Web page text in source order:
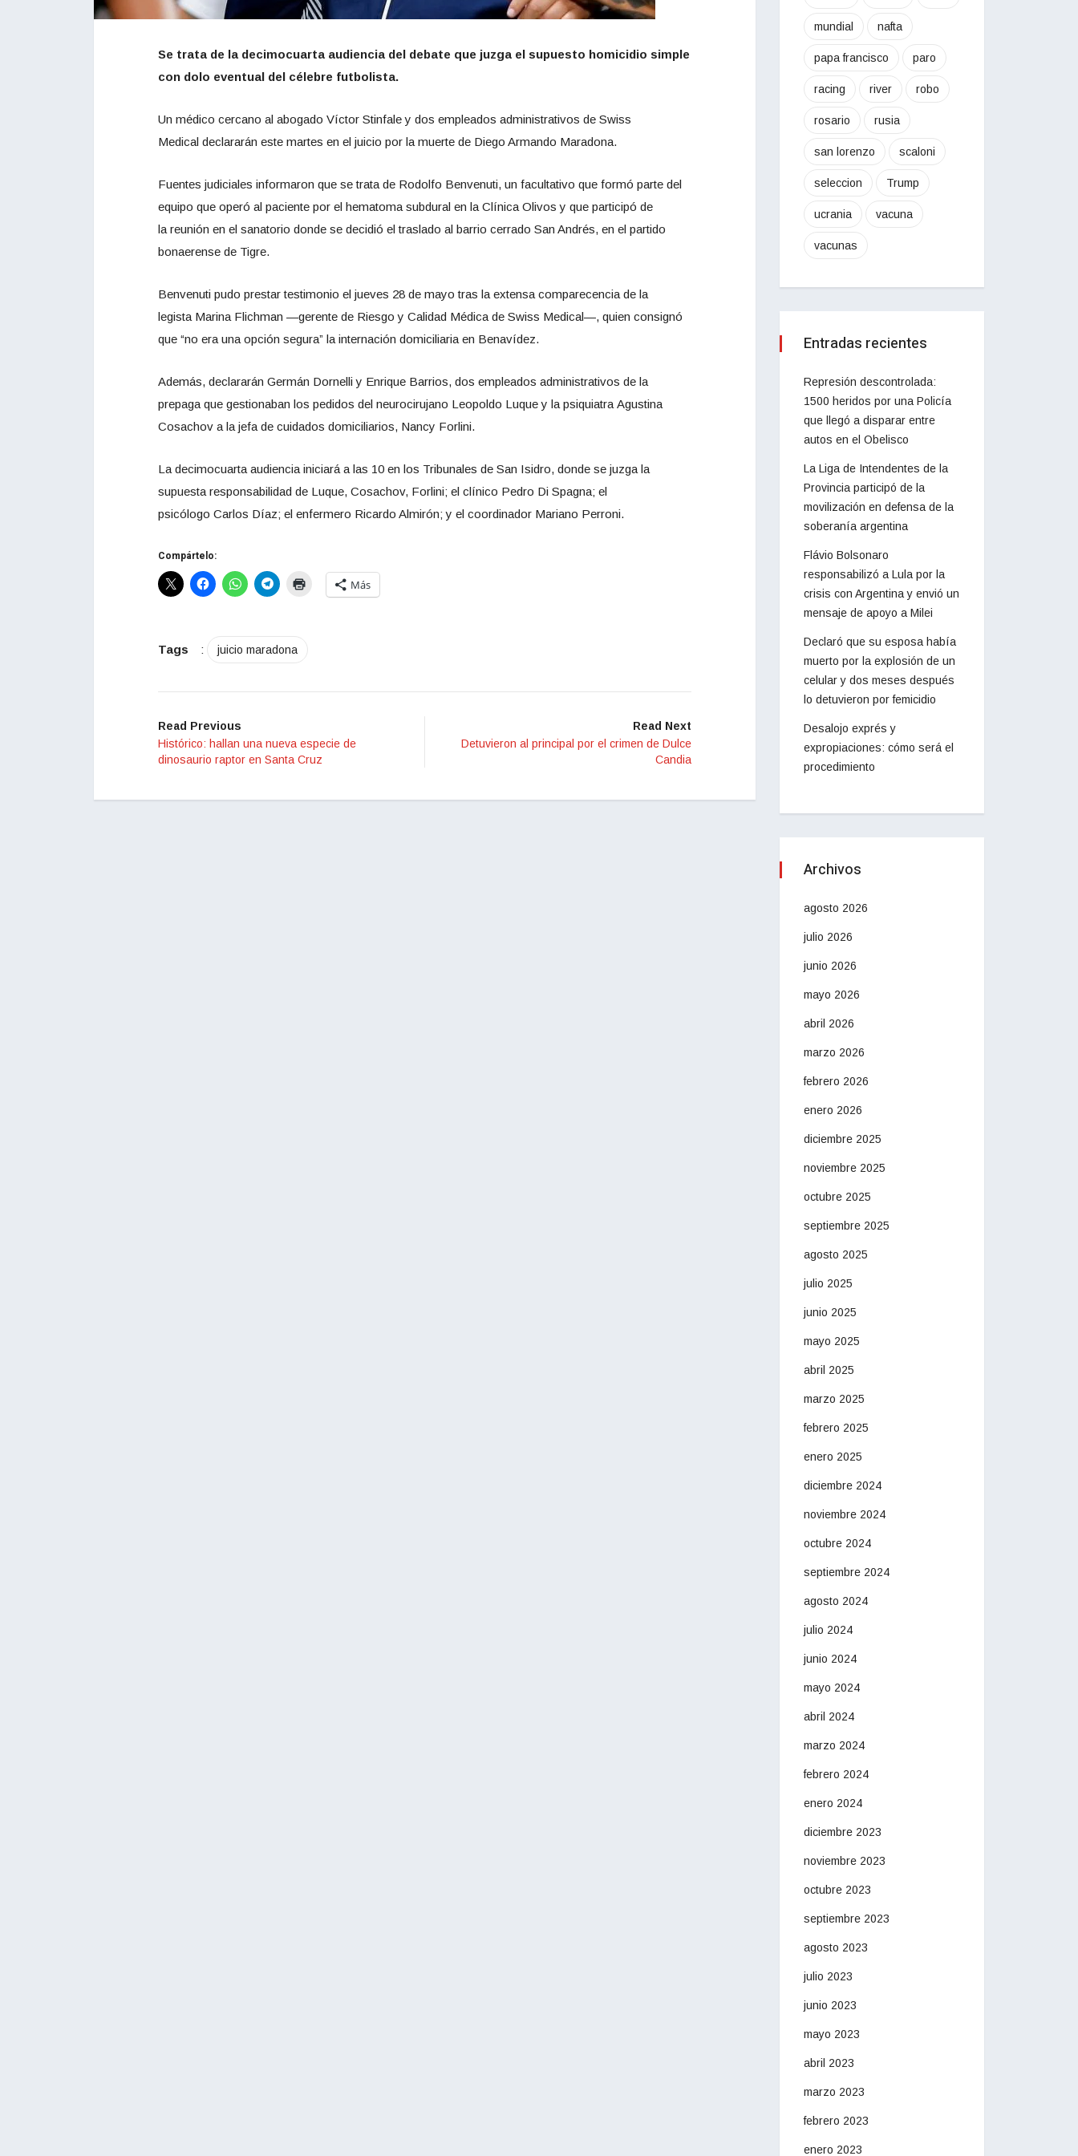
Se trata de la decimocuarta audiencia del debate que juzga el supuesto homicidio simple
con dolo eventual del célebre futbolista.
Un médico cercano al abogado Víctor Stinfale y dos empleados administrativos de Swiss
Medical declararán este martes en el juicio por la muerte de Diego Armando Maradona.
Fuentes judiciales informaron que se trata de Rodolfo Benvenuti, un facultativo que formó parte del
equipo que operó al paciente por el hematoma subdural en la Clínica Olivos y que participó de
la reunión en el sanatorio donde se decidió el traslado al barrio cerrado San Andrés, en el partido
bonaerense de Tigre.
Benvenuti pudo prestar testimonio el jueves 28 de mayo tras la extensa comparecencia de la
legista Marina Flichman —gerente de Riesgo y Calidad Médica de Swiss Medical—, quien consignó
que “no era una opción segura” la internación domiciliaria en Benavídez.
Además, declararán Germán Dornelli y Enrique Barrios, dos empleados administrativos de la
prepaga que gestionaban los pedidos del neurocirujano Leopoldo Luque y la psiquiatra Agustina
Cosachov a la jefa de cuidados domiciliarios, Nancy Forlini.
La decimocuarta audiencia iniciará a las 10 en los Tribunales de San Isidro, donde se juzga la
supuesta responsabilidad de Luque, Cosachov, Forlini; el clínico Pedro Di Spagna; el
psicólogo Carlos Díaz; el enfermero Ricardo Almirón; y el coordinador Mariano Perroni.
Compártelo:
Más
Tags : juicio maradona
Read Previous
Histórico: hallan una nueva especie de
dinosaurio raptor en Santa Cruz
Read Next
Detuvieron al principal por el crimen de Dulce
Candia
mundial nafta
papa francisco paro
racing river robo
rosario rusia
san lorenzo scaloni
seleccion Trump
ucrania vacuna
vacunas
Entradas recientes
Represión descontrolada:
1500 heridos por una Policía
que llegó a disparar entre
autos en el Obelisco
La Liga de Intendentes de la
Provincia participó de la
movilización en defensa de la
soberanía argentina
Flávio Bolsonaro
responsabilizó a Lula por la
crisis con Argentina y envió un
mensaje de apoyo a Milei
Declaró que su esposa había
muerto por la explosión de un
celular y dos meses después
lo detuvieron por femicidio
Desalojo exprés y
expropiaciones: cómo será el
procedimiento
Archivos
agosto 2026
julio 2026
junio 2026
mayo 2026
abril 2026
marzo 2026
febrero 2026
enero 2026
diciembre 2025
noviembre 2025
octubre 2025
septiembre 2025
agosto 2025
julio 2025
junio 2025
mayo 2025
abril 2025
marzo 2025
febrero 2025
enero 2025
diciembre 2024
noviembre 2024
octubre 2024
septiembre 2024
agosto 2024
julio 2024
junio 2024
mayo 2024
abril 2024
marzo 2024
febrero 2024
enero 2024
diciembre 2023
noviembre 2023
octubre 2023
septiembre 2023
agosto 2023
julio 2023
junio 2023
mayo 2023
abril 2023
marzo 2023
febrero 2023
enero 2023